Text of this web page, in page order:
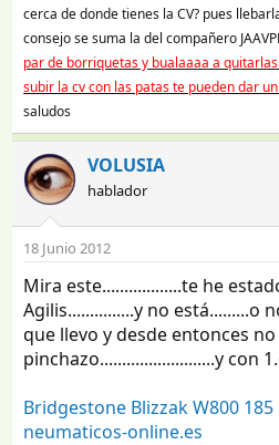
cerca de donde tienes la CV? pues
consejo se suma la del compañero
par de borriquetas y bualaaaa a
subir la cv con las patas te pueden dar
saludos
VOLUSIA
hablador
18 Junio 2012
Mira este..................te he
Agilis...............y no está.........o
que llevo y desde entonces
pinchazo..........................y con
Bridgestone Blizzak W800 185
neumaticos-online.es